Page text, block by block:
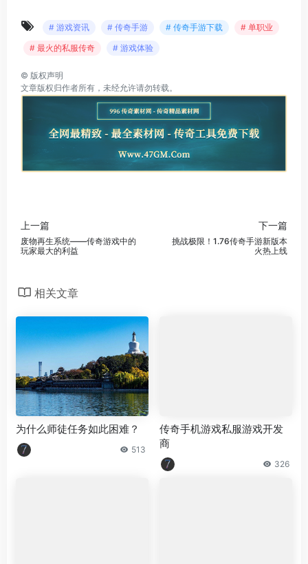
# 游戏资讯 # 传奇手游 # 传奇手游下载
# 单职业
# 最火的私服传奇
# 游戏体验
© 版权声明
文章版权归作者所有，未经允许请勿转载。
上一篇
废物再生系统——传奇游戏中的
玩家最大的利益
下一篇
挑战极限！1.76传奇手游新版本
火热上线
相关文章
为什么师徒任务如此困难？
513
传奇手机游戏私服游戏开发
商
326